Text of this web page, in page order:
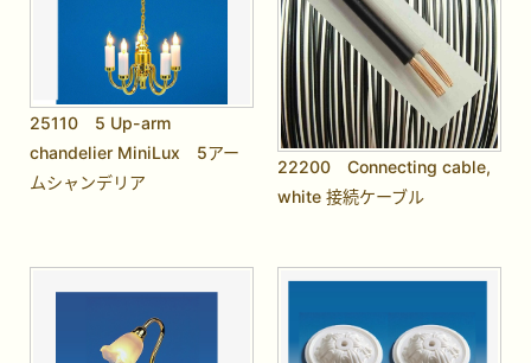
25110 5 Up-arm
chandelier MiniLux 5アー
ムシャンデリア
22200 Connecting cable,
white 接続ケーブル